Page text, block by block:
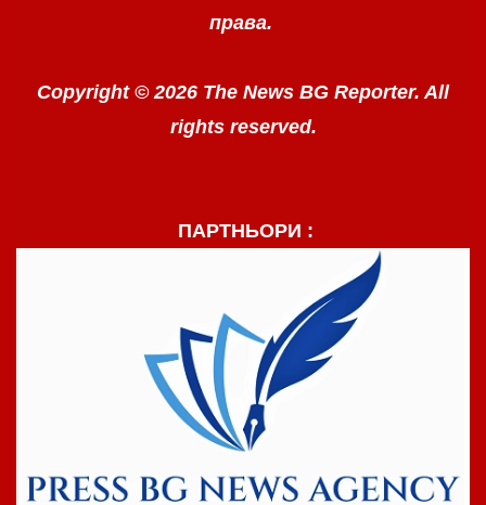
права.
Copyright © 2026 The News BG Reporter. All
rights reserved.
ПАРТНЬОРИ :